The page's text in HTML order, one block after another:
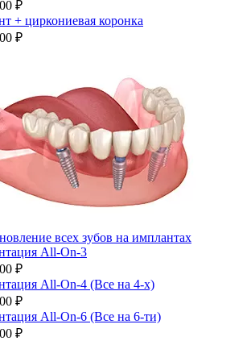
₽
+ циркониевая коронка
₽
всех зубов на имплантах
All-On-3
₽
All-On-4 (Все на 4-х)
₽
All-On-6 (Все на 6-ти)
₽